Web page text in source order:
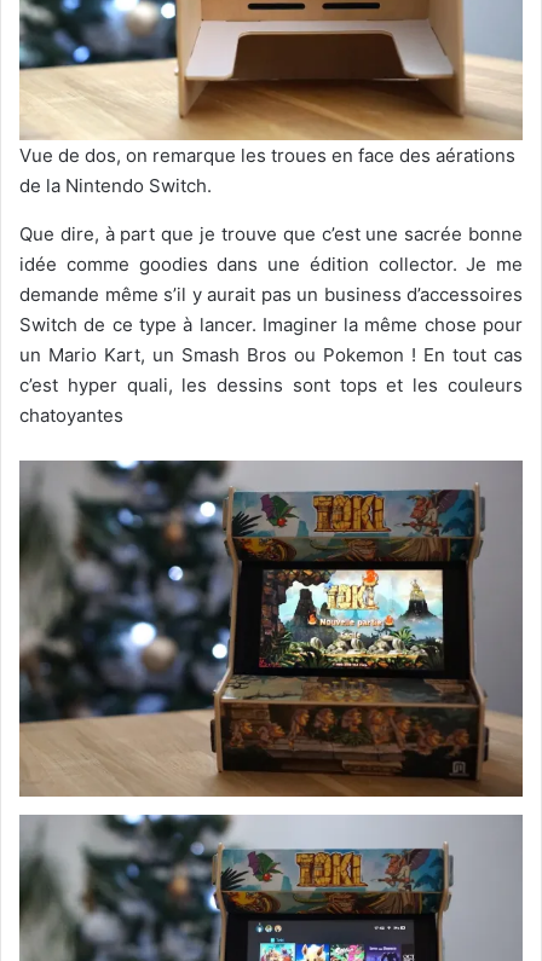
Vue de dos, on remarque les troues en face des aérations
de la Nintendo Switch.
Que dire, à part que je trouve que c’est une sacrée bonne
idée comme goodies dans une édition collector. Je me
demande même s’il y aurait pas un business d’accessoires
Switch de ce type à lancer. Imaginer la même chose pour
un Mario Kart, un Smash Bros ou Pokemon ! En tout cas
c’est hyper quali, les dessins sont tops et les couleurs
chatoyantes